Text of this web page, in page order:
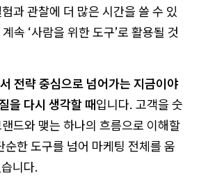
과 관찰에 더 많은 시간을 쓸 수 있
속 ‘사람을 위한 도구’로 활용될 것
전략 중심으로 넘어가는 지금이야
을 다시 생각할 때입니다. 고객을 숫
드와 맺는 하나의 흐름으로 이해할
한 도구를 넘어 마케팅 전체를 움
니다.